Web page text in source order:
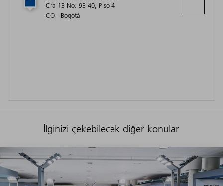
Cra 13 No. 93-40, Piso 4
CO - Bogotá
İlginizi çekebilecek diğer konular